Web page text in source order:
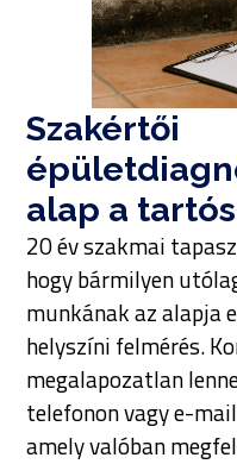
Szakértői
alap a
20 év szakmai
hogy bármilyen
munkának az alapja
helyszíni felmérés.
megalapozatlan
telefonon vagy e-
amely valóban